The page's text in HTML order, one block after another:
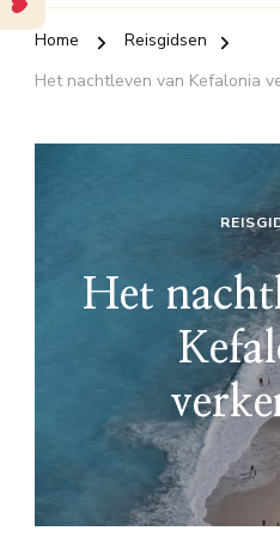
Home
Reisgidsen
Het nachtleven van Kefalonia
Het